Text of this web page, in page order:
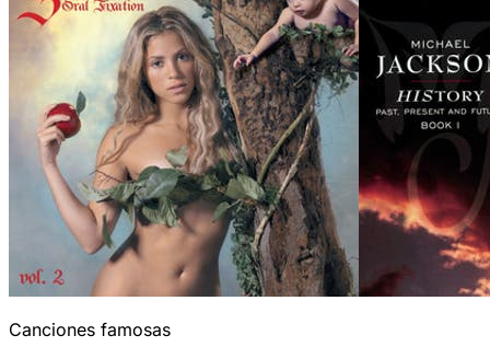
Canciones famosas